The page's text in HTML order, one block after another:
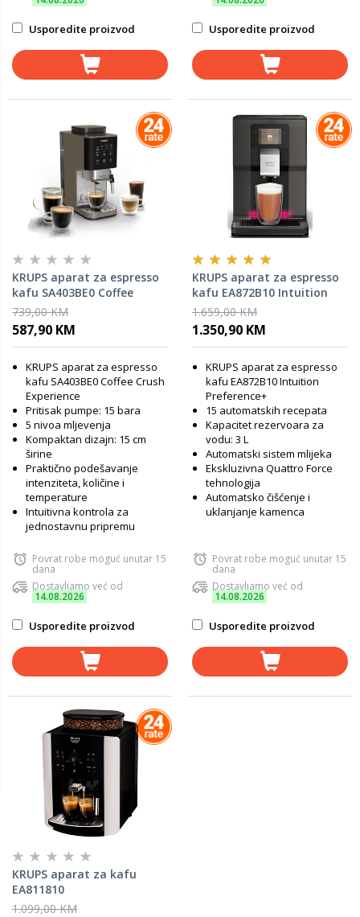
Usporedite proizvod Usporedite proizvod
KRUPS aparat za espresso
kafu SA403BE0 Coffee
Crush Experience,
poluautomatski
739,00 KM
587,90 KM
KRUPS aparat za espresso
kafu SA403BE0 Coffee Crush
Experience
Pritisak pumpe: 15 bara
5 nivoa mljevenja
Kompaktan dizajn: 15 cm
širine
Praktično podešavanje
intenziteta, količine i
temperature
Intuitivna kontrola za
jednostavnu pripremu
Povrat robe moguć unutar 15
dana
Dostavljamo već od
14.08.2026
Usporedite proizvod
KRUPS aparat za espresso
kafu EA872B10 Intuition
Preference+ automatski,
1450 W, Quattro Force
tehnologija
1.659,00 KM
1.350,90 KM
KRUPS aparat za espresso
kafu EA872B10 Intuition
Preference+
15 automatskih recepata
Kapacitet rezervoara za
vodu: 3 L
Automatski sistem mlijeka
Ekskluzivna Quattro Force
tehnologija
Automatsko čišćenje i
uklanjanje kamenca
Povrat robe moguć unutar 15
dana
Dostavljamo već od
14.08.2026
Usporedite proizvod
KRUPS aparat za kafu
EA811810
1.099,00 KM